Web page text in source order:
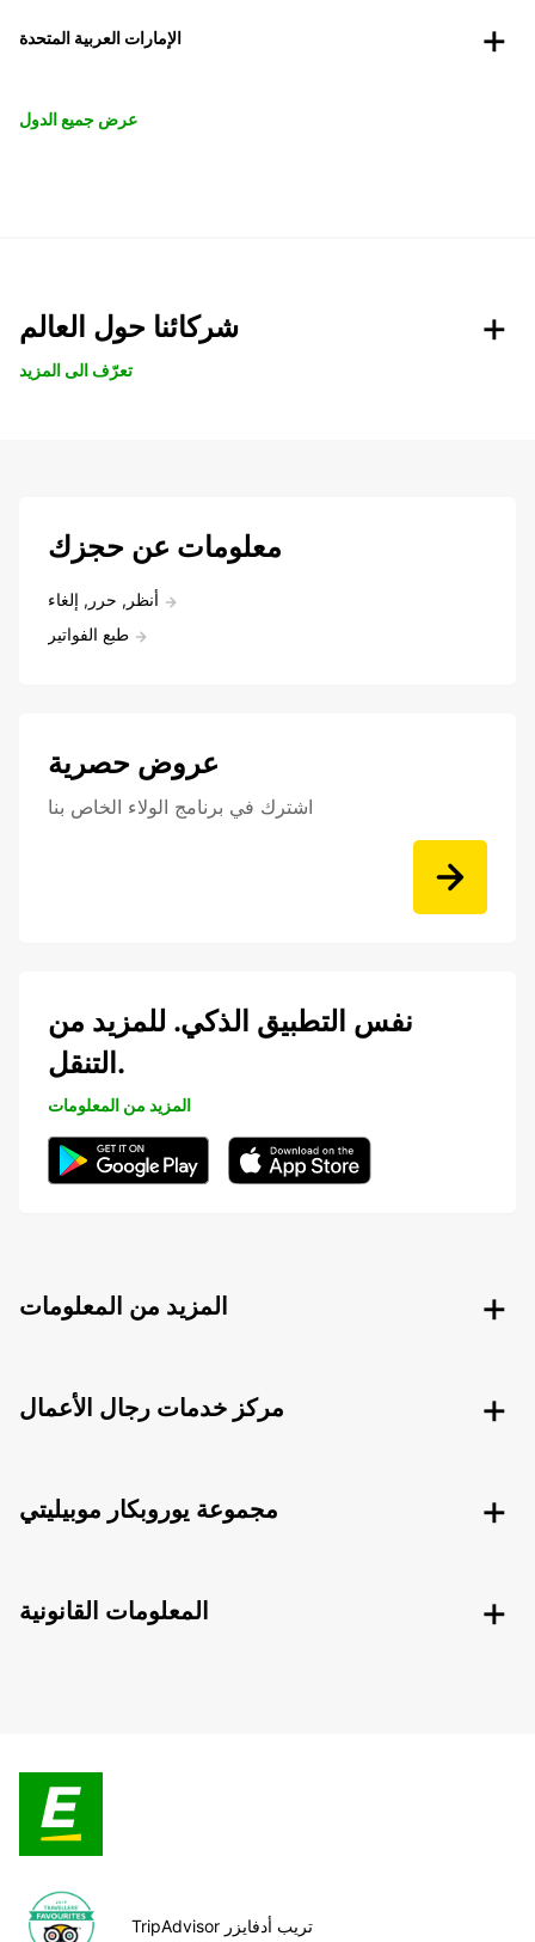
الإمارات العربية المتحدة
عرض جميع الدول
شركائنا حول العالم
تعرّف الى المزيد
معلومات عن حجزك
أنظر, حرر, إلغاء
طبع الفواتير
عروض حصرية
اشترك في برنامج الولاء الخاص بنا
نفس التطبيق الذكي. للمزيد من
التنقل.
المزيد من المعلومات
المزيد من المعلومات
مركز خدمات رجال الأعمال
مجموعة يوروبكار موبيليتي
المعلومات القانونية
TripAdvisor تريب أدفايزر